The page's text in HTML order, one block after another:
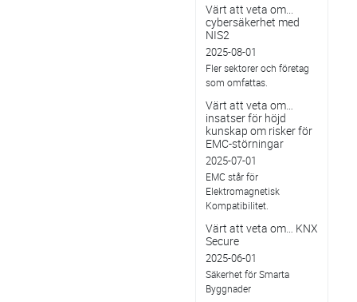
Värt att veta om...
cybersäkerhet med
NIS2
2025-08-01
Fler sektorer och företag
som omfattas.
Värt att veta om…
insatser för höjd
kunskap om risker för
EMC-störningar
2025-07-01
EMC står för
Elektromagnetisk
Kompatibilitet.
Värt att veta om… KNX
Secure
2025-06-01
Säkerhet för Smarta
Byggnader